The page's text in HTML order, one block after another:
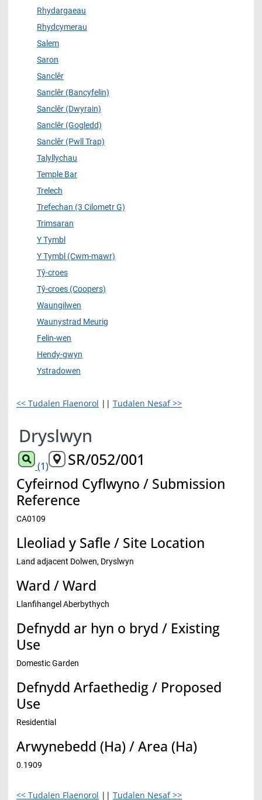
Rhydargaeau
Rhydcymerau
Salem
Saron
Sanclêr
Sanclêr (Bancyfelin)
Sanclêr (Dwyrain)
Sanclêr (Gogledd)
Sanclêr (Pwll Trap)
Talyllychau
Temple Bar
Trelech
Trefechan (3 Cilometr G)
Trimsaran
Y Tymbl
Y Tymbl (Cwm-mawr)
Tŷ-croes
Tŷ-croes (Coopers)
Waungilwen
Waunystrad Meurig
Felin-wen
Hendy-gwyn
Ystradowen
<< Tudalen Flaenorol || Tudalen Nesaf >>
Dryslwyn
(1) SR/052/001
Cyfeirnod Cyflwyno / Submission
Reference
CA0109
Lleoliad y Safle / Site Location
Land adjacent Dolwen, Dryslwyn
Ward / Ward
Llanfihangel Aberbythych
Defnydd ar hyn o bryd / Existing
Use
Domestic Garden
Defnydd Arfaethedig / Proposed
Use
Residential
Arwynebedd (Ha) / Area (Ha)
0.1909
<< Tudalen Flaenorol || Tudalen Nesaf >>